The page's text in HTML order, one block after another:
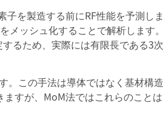
を製造する前にRF性能を予測し
メッシュ化することで解析します
るため、実際には有限長である3
この手法は導体ではなく基材構
すが、MoM法ではこれらのこと